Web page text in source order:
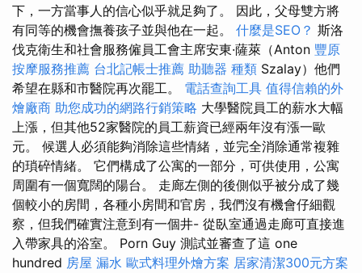
下，一方當事人的信心似乎就足夠了。 因此，父母雙方將
有同等的機會撫養孩子並與他在一起。 什麼是SEO？ 斯洛
伐克衛生和社會服務僱員工會主席安東·薩萊（Anton 豐原
按摩服務推薦 台北記帳士推薦 助聽器 種類 Szalay）他們
希望在縣和市醫院再次罷工。 電話查詢工具 值得信賴的外
燴廠商 助您成功的網路行銷策略 大學醫院員工的薪水大幅
上漲，但其他52家醫院的員工薪資已經兩年沒有漲一歐
元。 候選人必須能夠消除這些情緒，並完全消除通常複雜
的瑣碎情緒。 它們構成了公寓的一部分，可供使用，公寓
周圍有一個寬闊的陽台。 走廊左側的後側似乎被分成了幾
個較小的房間，各種小房間和官房，我們沒有機會仔細觀
察，但我們確實注意到有一個井- 從臥室通過走廊可直接進
入帶家具的浴室。 Porn Guy 測試並審查了這 one
hundred 房屋 漏水 歐式料理外燴方案 居家清潔300元方案